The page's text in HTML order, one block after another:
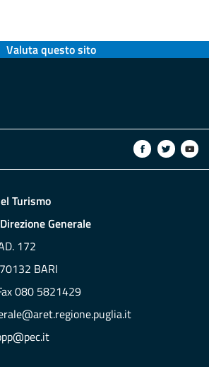
Valuta questo sito
Turismo
Generale
172
BARI
080 5821429